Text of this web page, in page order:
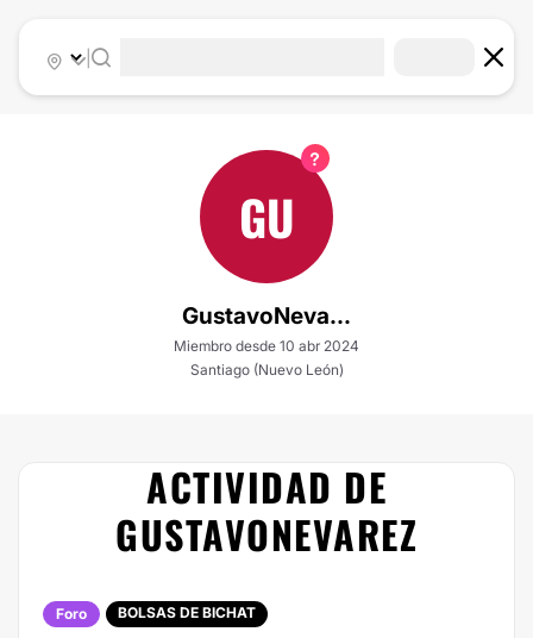
|
GU
GustavoNeva...
Miembro desde 10 abr 2024
Santiago (Nuevo León)
ACTIVIDAD DE
GUSTAVONEVAREZ
Foro BOLSAS DE BICHAT